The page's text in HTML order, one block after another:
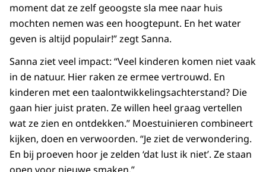
moment dat ze zelf geoogste sla mee naar huis
mochten nemen was een hoogtepunt. En het water
geven is altijd populair!” zegt Sanna.
Sanna ziet veel impact: “Veel kinderen komen niet vaak
in de natuur. Hier raken ze ermee vertrouwd. En
kinderen met een taalontwikkelingsachterstand? Die
gaan hier juist praten. Ze willen heel graag vertellen
wat ze zien en ontdekken.” Moestuinieren combineert
kijken, doen en verwoorden. “Je ziet de verwondering.
En bij proeven hoor je zelden ‘dat lust ik niet’. Ze staan